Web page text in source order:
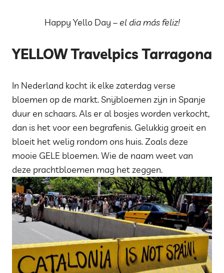
Happy Yello Day –el dia más feliz!
YELLOW Travelpics Tarragona
In Nederland kocht ik elke zaterdag verse
bloemen op de markt. Snijbloemen zijn in Spanje
duur en schaars. Als er al bosjes worden verkocht,
dan is het voor een begrafenis. Gelukkig groeit en
bloeit het welig rondom ons huis. Zoals deze
mooie GELE bloemen. Wie de naam weet van
deze prachtbloemen mag het zeggen.